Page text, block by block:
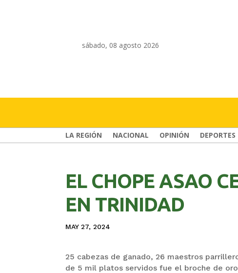
sábado, 08 agosto 2026
LA REGIÓN NACIONAL OPINIÓN DEPORTES
EL CHOPE ASAO
EN TRINIDAD
MAY 27, 2024
25 cabezas de ganado, 26 maestros
de 5 mil platos servidos fue el broche de